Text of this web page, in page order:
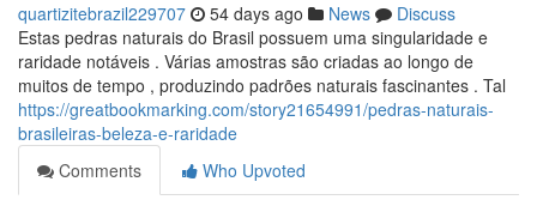
quartizitebrazil229707 54 days ago News
Discuss
Estas pedras naturais do Brasil possuem uma singularidade e
raridade notáveis . Várias amostras são criadas ao longo de
muitos de tempo , produzindo padrões naturais fascinantes . Tal
https://greatbookmarking.com/story21654991/pedras-naturais-
brasileiras-beleza-e-raridade
Comments
Who Upvoted